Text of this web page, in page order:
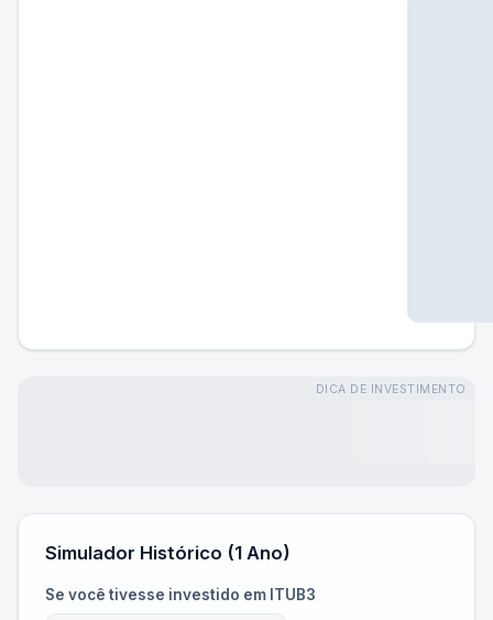
DICA DE INVESTIMENTO
Simulador Histórico (1 Ano)
Se você tivesse investido em ITUB3